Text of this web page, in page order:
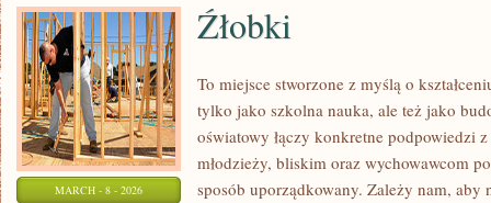
MARCH - 8 - 2026
Źłobki
To miejsce stworzone z myślą o
tylko jako szkolna nauka, ale też jako
oświatowy łączy konkretne podpowiedzi
młodzieży, bliskim oraz wychowawcom
sposób uporządkowany. Zależy nam, aby